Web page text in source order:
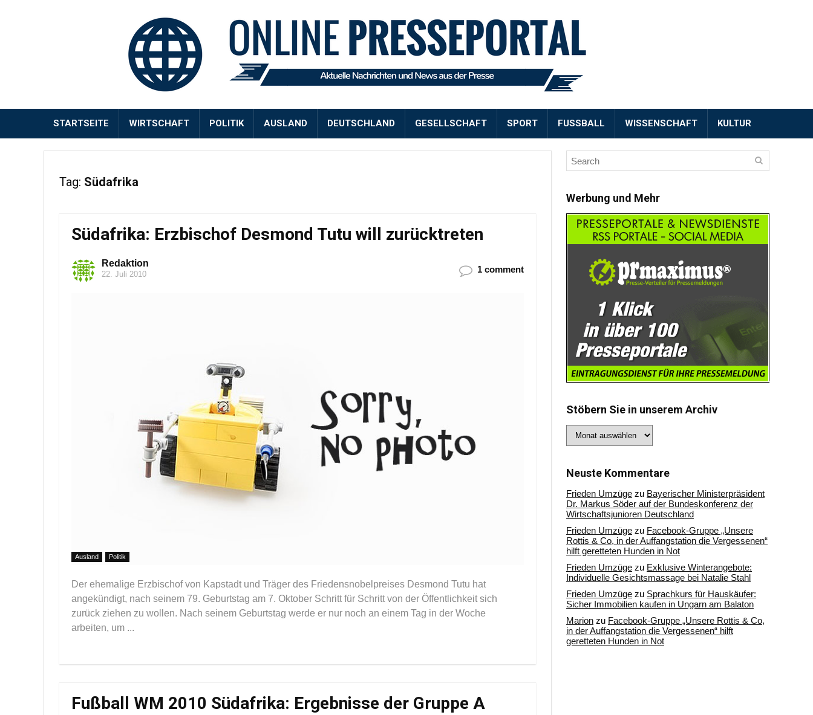
STARTSEITE WIRTSCHAFT POLITIK AUSLAND DEUTSCHLAND GESELLSCHAFT SPORT FUSSBALL WISSENSCHAFT KULTUR
Tag: Südafrika
Südafrika: Erzbischof Desmond Tutu will zurücktreten
Redaktion
22. Juli 2010 1 comment
Ausland Politik
Der ehemalige Erzbischof von Kapstadt und Träger des Friedensnobelpreises Desmond Tutu hat
angekündigt, nach seinem 79. Geburtstag am 7. Oktober Schritt für Schritt von der Öffentlichkeit sich
zurück ziehen zu wollen. Nach seinem Geburtstag werde er nur noch an einem Tag in der Woche
arbeiten, um ...
Fußball WM 2010 Südafrika: Ergebnisse der Gruppe A
Werbung und Mehr
Stöbern Sie in unserem Archiv
Sie
Archiv
Neuste Kommentare
Frieden Umzüge zu Bayerischer Ministerpräsident
Dr. Markus Söder auf der Bundeskonferenz der
Wirtschaftsjunioren Deutschland
Frieden Umzüge zu Facebook-Gruppe „Unsere
Rottis & Co, in der Auffangstation die Vergessenen“
hilft geretteten Hunden in Not
Frieden Umzüge zu Exklusive Winterangebote:
Individuelle Gesichtsmassage bei Natalie Stahl
Frieden Umzüge zu Sprachkurs für Hauskäufer:
Sicher Immobilien kaufen in Ungarn am Balaton
Marion zu Facebook-Gruppe „Unsere Rottis & Co,
in der Auffangstation die Vergessenen“ hilft
geretteten Hunden in Not